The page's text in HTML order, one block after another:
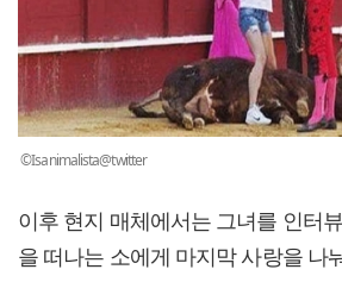
©Isanimalista@twitter
이후 현지 매체에서는 그녀를 인터
을 떠나는 소에게 마지막 사랑을 나